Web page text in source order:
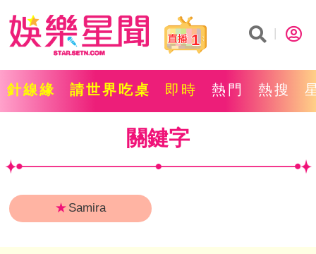
1
針線緣 請世界吃桌 即時 熱門 熱搜
關鍵字
★ Samira